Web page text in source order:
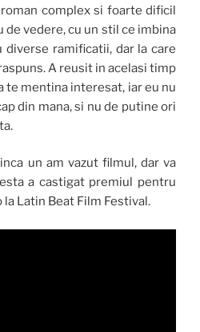
complex si foarte dificil
vedere, cu un stil ce imbina
ramificatii, dar la care
A reusit in acelasi timp
te mentina interesat, iar eu nu
din mana, si nu de putine ori
un am vazut filmul, dar va
a castigat premiul pentru
Latin Beat Film Festival.